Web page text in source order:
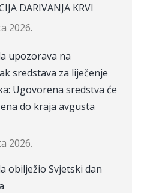
DARIVANJA KRVI
2026.
upozorava na
sredstava za liječenje
Ugovorena sredstva će
do kraja avgusta
2026.
obilježio Svjetski dan